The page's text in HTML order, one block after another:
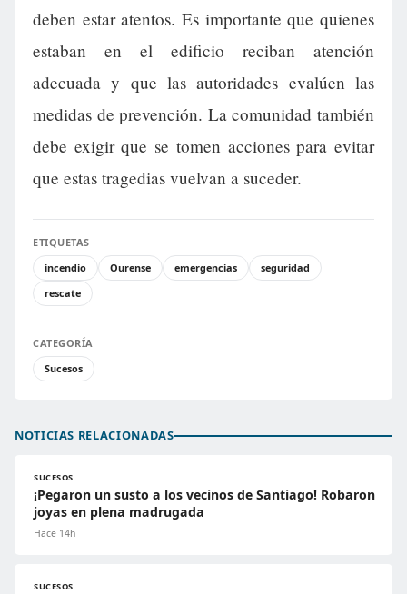
deben estar atentos. Es importante que quienes
estaban en el edificio reciban atención
adecuada y que las autoridades evalúen las
medidas de prevención. La comunidad también
debe exigir que se tomen acciones para evitar
que estas tragedias vuelvan a suceder.
ETIQUETAS
incendio
Ourense emergencias
seguridad
rescate
CATEGORÍA
Sucesos
NOTICIAS RELACIONADAS
SUCESOS
¡Pegaron un susto a los vecinos de Santiago! Robaron
joyas en plena madrugada
Hace 14h
SUCESOS